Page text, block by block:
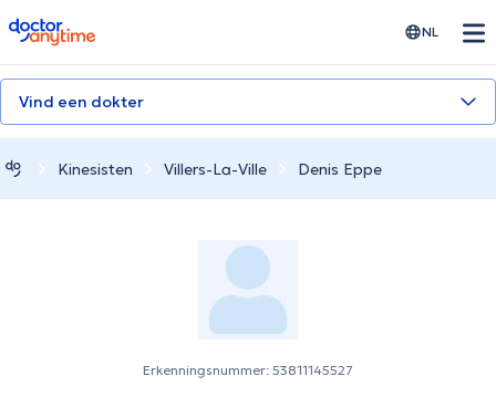
doctoranytime NL
Vind een dokter
Kinesisten Villers-La-Ville Denis Eppe
Erkenningsnummer: 53811145527